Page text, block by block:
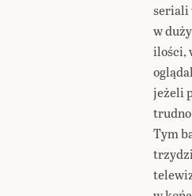
seriali
w
ilości,
jeżeli
trudno
Tym